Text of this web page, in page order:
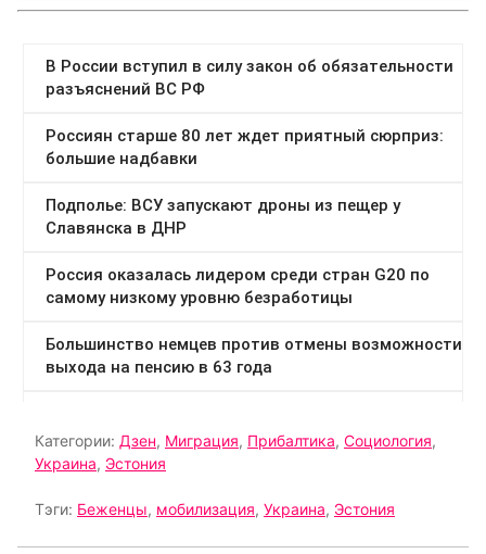
Категории: Дзен, Миграция, Прибалтика, Социология,
Украина, Эстония
Тэги: Беженцы, мобилизация, Украина, Эстония